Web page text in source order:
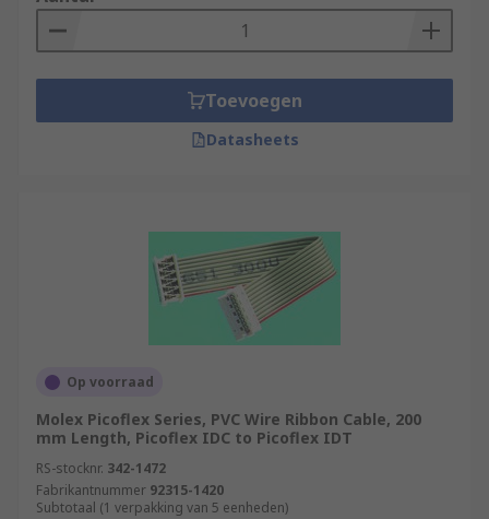
Toevoegen
Datasheets
Op voorraad
Molex Picoflex Series, PVC Wire Ribbon Cable, 200
mm Length, Picoflex IDC to Picoflex IDT
RS-stocknr. 342-1472
Fabrikantnummer 92315-1420
Subtotaal (1 verpakking van 5 eenheden)